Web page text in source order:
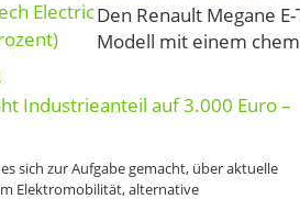
Den Renault Megane
Modell mit einem
Industrieanteil auf 3.000 Euro –
sich zur Aufgabe gemacht, über aktuelle
Elektromobilität, alternative